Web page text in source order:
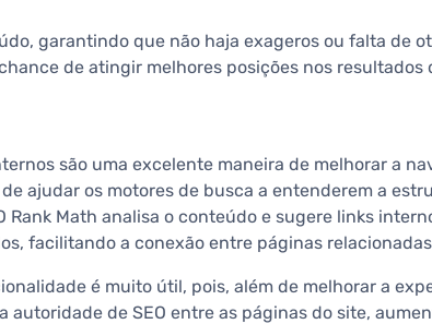
garantindo que não haja exageros ou falta de
de atingir melhores posições nos resultados
são uma excelente maneira de melhorar a
ajudar os motores de busca a entenderem a
Rank Math analisa o conteúdo e sugere links
facilitando a conexão entre páginas
é muito útil, pois, além de melhorar a
autoridade de SEO entre as páginas do site,